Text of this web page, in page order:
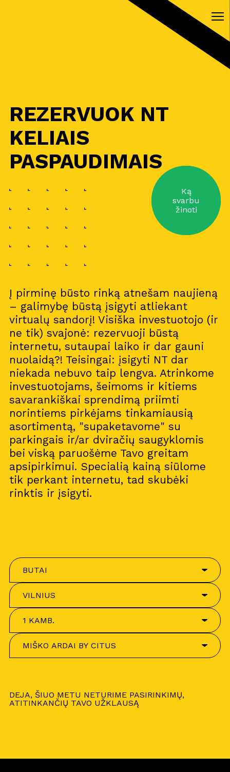
REZERVUOK NT
KELIAIS
PASPAUDIMAIS
Į pirminę būsto rinką atnešam naujieną
– galimybę būstą įsigyti atliekant
virtualų sandorį! Visiška investuotojo (ir
ne tik) svajonė: rezervuoji būstą
internetu, sutaupai laiko ir dar gauni
nuolaidą?! Teisingai: įsigyti NT dar
niekada nebuvo taip lengva. Atrinkome
investuotojams, šeimoms ir kitiems
savarankiškai sprendimą priimti
norintiems pirkėjams tinkamiausią
asortimentą, "supaketavome" su
parkingais ir/ar dviračių saugyklomis
bei viską paruošėme Tavo greitam
apsipirkimui. Specialią kainą siūlome
tik perkant internetu, tad skubėki
rinktis ir įsigyti.
Ką
svarbu
žinoti
BUTAI
VILNIUS
1 KAMB.
MIŠKO ARDAI BY CITUS
DEJA, ŠIUO METU NETURIME PASIRINKIMŲ,
ATITINKANČIŲ TAVO UŽKLAUSĄ